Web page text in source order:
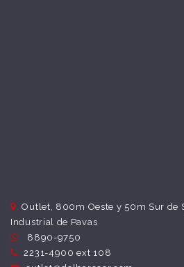
Outlet, 800m Oeste y 50m Sur de
Industrial de Pavas
8890-9750
2231-4900 ext 108